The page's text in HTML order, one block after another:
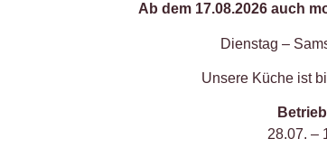
Ab dem 17.08.2026 auch
Dienstag –
Unsere Küche ist
28.07. –